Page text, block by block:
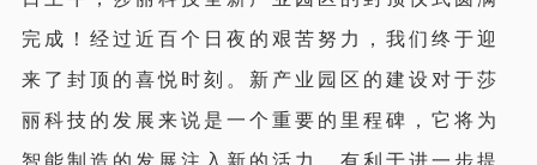
完成！经过近百个日夜的艰苦努力，我们终于迎
来了封顶的喜悦时刻。新产业园区的建设对于莎
丽科技的发展来说是一个重要的里程碑，它将为
智能制造的发展注入新的活力。有利于进一步提